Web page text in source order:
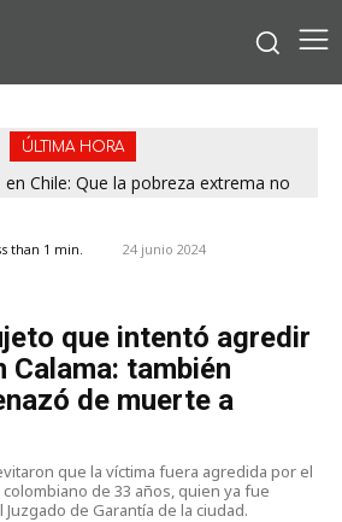
ÚLTIMA HORA
Chile: Que la pobreza extrema no
than 1 min. 24 junio 2024
que intentó agredir
Calama: también
de muerte a
que la víctima fuera agredida por el
de 33 años, quien ya fue
de Garantía de la ciudad.